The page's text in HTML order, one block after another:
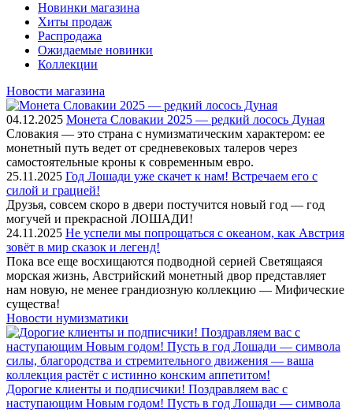
Новинки магазина
Хиты продаж
Распродажа
Ожидаемые новинки
Коллекции
Новости магазина
04.12.2025 Монета Словакии 2025 — редкий лосось Дуная
Словакия — это страна с нумизматическим характером: ее
монетный путь ведет от средневековых талеров через
самостоятельные кроны к современным евро.
25.11.2025 Год Лошади уже скачет к нам! Встречаем его с
силой и грацией!
Друзья, совсем скоро в двери постучится новый год — год
могучей и прекрасной ЛОШАДИ!
24.11.2025 Не успели мы попрощаться с океаном, как Австрия
зовёт в мир сказок и легенд!
Пока все еще восхищаются подводной серией Светящаяся
морская жизнь, Австрийский монетный двор представляет
нам новую, не менее грандиозную коллекцию — Мифические
существа!
Новости нумизматики
Дорогие клиенты и подписчики! Поздравляем вас с
наступающим Новым годом! Пусть в год Лошади — символа